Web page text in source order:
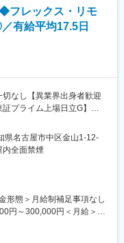
企業：ヒビノGは音響の
固たる地位を築いていま
デー、有給取得推進（年
日）を行う等メリハリ
より整っている
いて具体的な施策（残業
のイメージが持てる
で挑戦をしていける環境
フレックス・リモ
有給平均17.5日
なし【異業界出身者歓迎
プライム上場日立G】～
18～19年／海外受注増の
の技術を総合的に組合
力と運用・環境・マネジ
県名古屋市中区金山1-12-
内全面禁煙
形態＞月給制補足事項なし
円～300,000円＜月給＞